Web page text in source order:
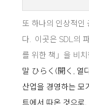
또 하나의 인상적인
다. 이곳은 SDL의
를 위한 책」을 비치
말 ひらく(開く, 열
산업을 경영하는 모
트에서 따온 것으로